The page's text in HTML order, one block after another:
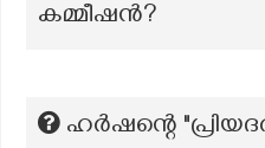
കമ്മീഷൻ?
ഹർഷന്റെ